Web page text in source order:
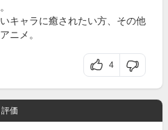
キャラに癒されたい方、その他
ニメ。
4
価